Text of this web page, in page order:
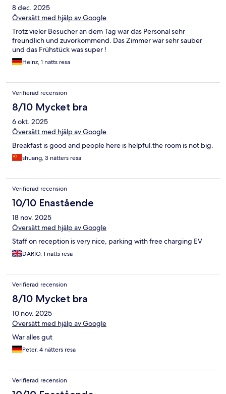
8 dec. 2025
Översätt med hjälp av Google
Trotz vieler Besucher an dem Tag war das Personal sehr
freundlich und zuvorkommend. Das Zimmer war sehr sauber
und das Frühstück was super !
Heinz, 1 natts resa
Verifierad recension
8/10 Mycket bra
6 okt. 2025
Översätt med hjälp av Google
Breakfast is good and people here is helpful.the room is not big.
shuang, 3 nätters resa
Verifierad recension
10/10 Enastående
18 nov. 2025
Översätt med hjälp av Google
Staff on reception is very nice, parking with free charging EV
DARIO, 1 natts resa
Verifierad recension
8/10 Mycket bra
10 nov. 2025
Översätt med hjälp av Google
War alles gut
Peter, 4 nätters resa
Verifierad recension